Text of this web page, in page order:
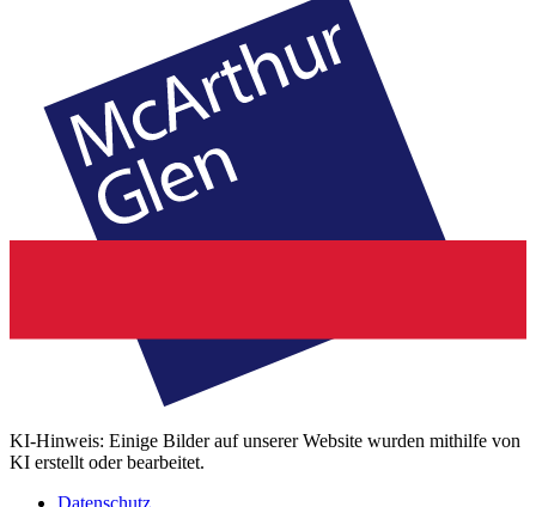
KI-Hinweis: Einige Bilder auf unserer Website wurden mithilfe von
KI erstellt oder bearbeitet.